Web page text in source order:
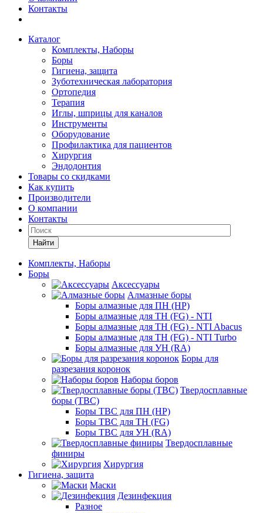
Контакты
Каталог
Комплекты, Наборы
Боры
Гигиена, защита
Зуботехническая лаборатория
Ортопедия
Терапия
Иглы, шприцы для каналов
Инструменты
Оборудование
Профилактика для пациентов
Хирургия
Эндодонтия
Товары со скидками
Как купить
Производители
О компании
Контакты
Найти
Комплекты, Наборы
Боры
Аксессуары
Алмазные боры
Боры алмазные для ПН (HP)
Боры алмазные для ТН (FG) - NTI
Боры алмазные для ТН (FG) - NTI Abacus
Боры алмазные для ТН (FG) - NTI Turbo
Боры алмазные для УН (RA)
Боры для
разрезания коронок
Наборы боров
Твердосплавные
боры (ТВС)
Боры ТВС для ПН (HP)
Боры ТВС для ТН (FG)
Боры ТВС для УН (RA)
Твердосплавные
финиры
Хирургия
Гигиена, защита
Маски
Дезинфекция
Разное